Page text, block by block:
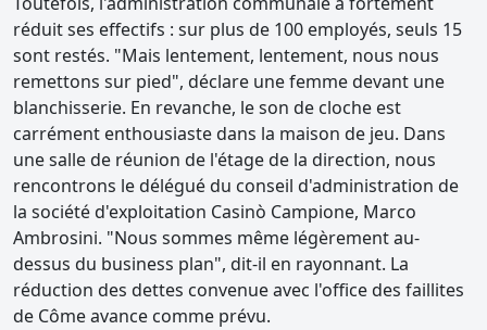
réduit ses effectifs : sur plus de 100 employés, seuls 15
sont restés. "Mais lentement, lentement, nous nous
remettons sur pied", déclare une femme devant une
blanchisserie. En revanche, le son de cloche est
carrément enthousiaste dans la maison de jeu. Dans
une salle de réunion de l'étage de la direction, nous
rencontrons le délégué du conseil d'administration de
la société d'exploitation Casinò Campione, Marco
Ambrosini. "Nous sommes même légèrement au-
dessus du business plan", dit-il en rayonnant. La
réduction des dettes convenue avec l'office des faillites
de Côme avance comme prévu.